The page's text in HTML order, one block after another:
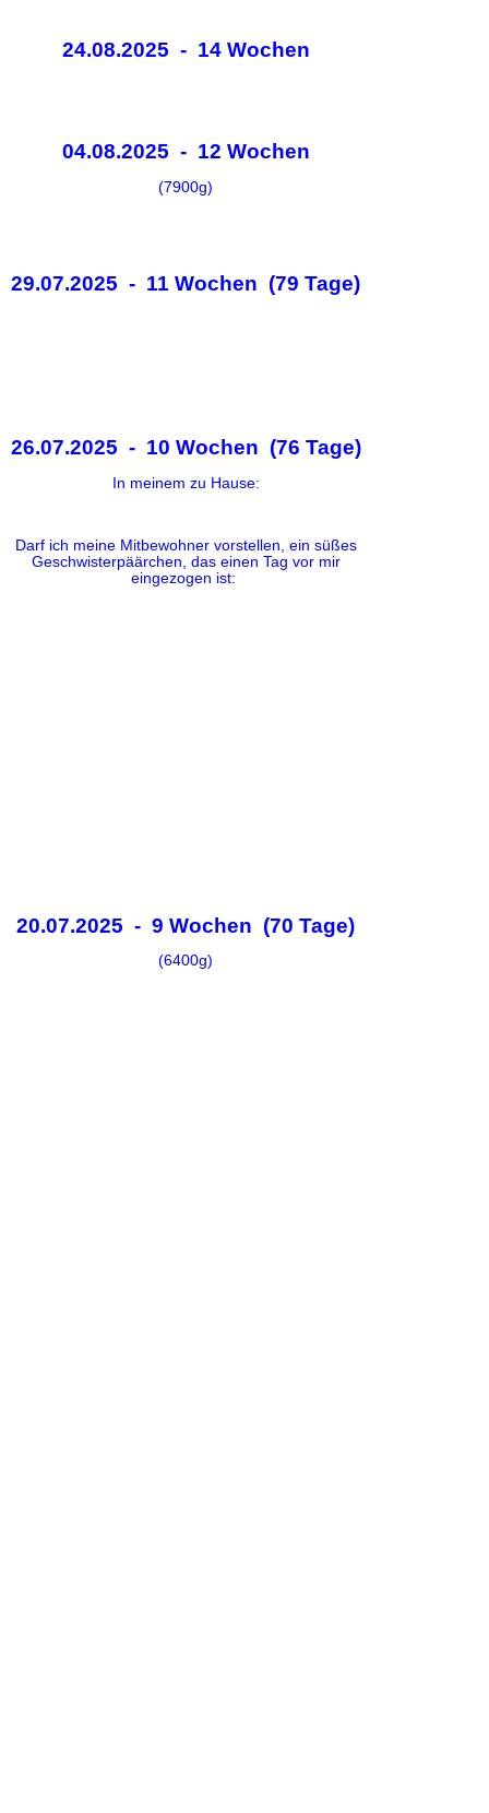
24.08.2025 - 14 Wochen
04.08.2025 - 12 Wochen
(7900g)
29.07.2025 - 11 Wochen (79 Tage)
26.07.2025 - 10 Wochen (76 Tage)
In meinem zu Hause:
Darf ich meine Mitbewohner vorstellen, ein süßes
Geschwisterpäärchen, das einen Tag vor mir
eingezogen ist:
20.07.2025 - 9 Wochen (70 Tage)
(6400g)